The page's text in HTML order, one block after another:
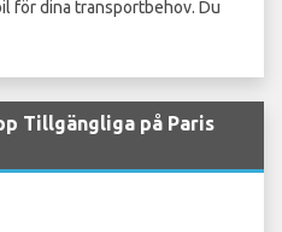
för dina transportbehov. Du
Tillgängliga på Paris